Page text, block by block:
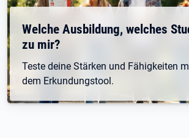
Welche Ausbildung, welches
zu mir?
Teste deine Stärken und Fähigkeiten
dem Erkundungstool.